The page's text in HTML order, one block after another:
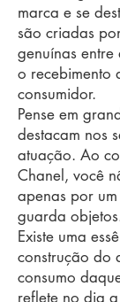
marca e se
são criadas
genuínas
o recebimento
consumidor.
Pense em
destacam nos
atuação. Ao
Chanel, você
apenas por
guarda
Existe uma
construção do
consumo
reflete no dia